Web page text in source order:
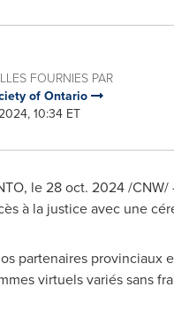
FOURNIES PAR
of Ontario
10:34 ET
, le28 oct. 2024/CNW/
à la justice avec une
partenaires provinciaux
virtuels variés sans